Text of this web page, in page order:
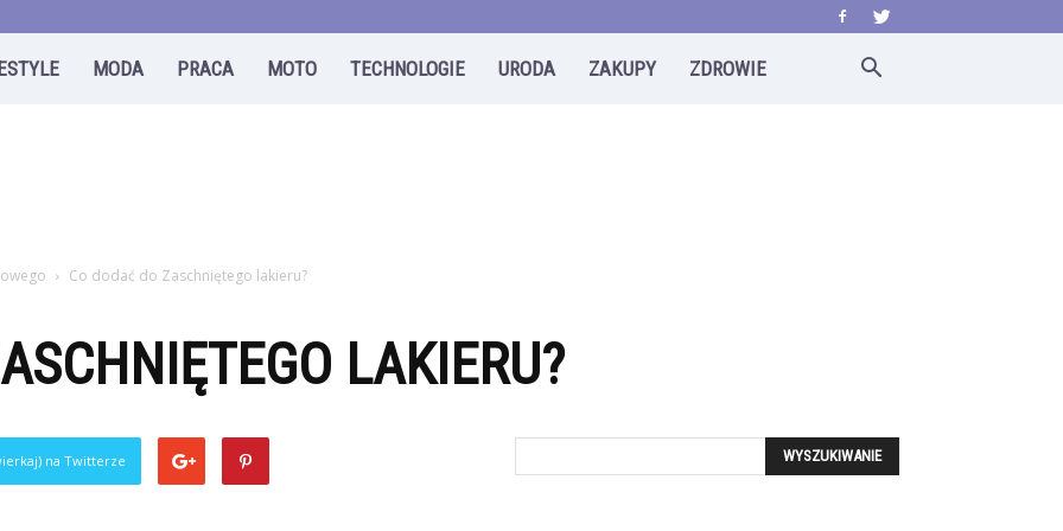
MODA PRACA MOTO TECHNOLOGIE URODA ZAKUPY ZDROWIE
Co dodać do Zaschniętego lakieru?
LAKIERU?
na Twitterze